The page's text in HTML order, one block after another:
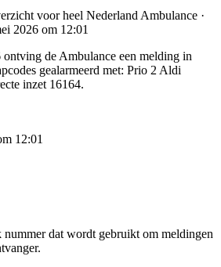
voor heel Nederland Ambulance ·
2026 om 12:01
de Ambulance een melding in
gealarmeerd met: Prio 2 Aldi
inzet 16164.
12:01
nummer dat wordt gebruikt om meldingen